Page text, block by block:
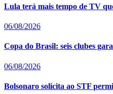
Lula terá mais tempo de TV
06/08/2026
Copa do Brasil: seis clubes
06/08/2026
Bolsonaro solicita ao STF